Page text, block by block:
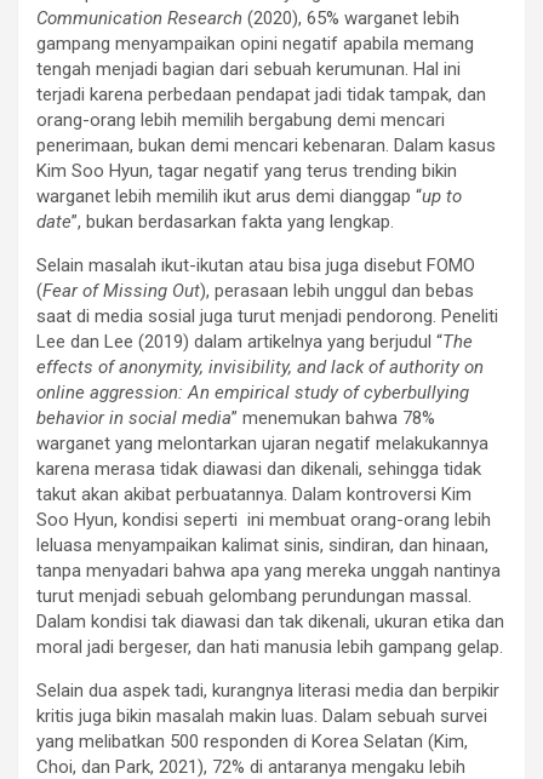
Communication Research (2020), 65% warganet lebih
gampang menyampaikan opini negatif apabila memang
tengah menjadi bagian dari sebuah kerumunan. Hal ini
terjadi karena perbedaan pendapat jadi tidak tampak, dan
orang-orang lebih memilih bergabung demi mencari
penerimaan, bukan demi mencari kebenaran. Dalam kasus
Kim Soo Hyun, tagar negatif yang terus trending bikin
warganet lebih memilih ikut arus demi dianggap “up to
date”, bukan berdasarkan fakta yang lengkap.
Selain masalah ikut-ikutan atau bisa juga disebut FOMO
(Fear of Missing Out), perasaan lebih unggul dan bebas
saat di media sosial juga turut menjadi pendorong. Peneliti
Lee dan Lee (2019) dalam artikelnya yang berjudul “The
effects of anonymity, invisibility, and lack of authority on
online aggression: An empirical study of cyberbullying
behavior in social media” menemukan bahwa 78%
warganet yang melontarkan ujaran negatif melakukannya
karena merasa tidak diawasi dan dikenali, sehingga tidak
takut akan akibat perbuatannya. Dalam kontroversi Kim
Soo Hyun, kondisi seperti ini membuat orang-orang lebih
leluasa menyampaikan kalimat sinis, sindiran, dan hinaan,
tanpa menyadari bahwa apa yang mereka unggah nantinya
turut menjadi sebuah gelombang perundungan massal.
Dalam kondisi tak diawasi dan tak dikenali, ukuran etika dan
moral jadi bergeser, dan hati manusia lebih gampang gelap.
Selain dua aspek tadi, kurangnya literasi media dan berpikir
kritis juga bikin masalah makin luas. Dalam sebuah survei
yang melibatkan 500 respon­den di Korea Selatan (Kim,
Choi, dan Park, 2021), 72% di antaranya mengaku lebih